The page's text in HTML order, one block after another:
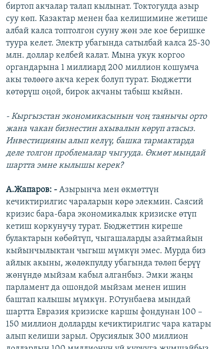
биртоп акчалар талап кылынат. Токтогулда азыр
суу көп. Казактар менен баа келишимине жетише
албай калса топтолгон сууну жөн эле кое беришке
туура келет. Электр убагында сатылбай калса 25-30
млн. доллар келбей калат. Мына укук коргоо
органдарына 1 миллиард 200 миллион кошумча
акы төлөөгө акча керек болуп турат. Бюджетти
көтөрүш оңой, бирок акчаны табыш кыйын.
- Кыргызстан экономикасынын чоң таянычы орто
жана чакан бизнестин ахывалын көрүп атасыз.
Инвестицияны алып келүү, башка тармактарда
деле толгон проблемалар чыгууда. Өкмөт мындай
шартта эмне кылышы керек?
А.Жапаров: - Азырынча мен өкмөттүн
кечиктирилгис чараларын көрө элекмин. Саясий
кризис бара-бара экономикалык кризиске өтүп
кетиш коркунучу турат. Бюджеттин киреше
булактарын көбөйтүп, чыгашаларды азайтмайын
кыйынчылыктан чыгыш мүмкүн эмес. Мурда биз
айлык акыны, жөлөкпулду убагында төлөп берүү
жөнүндө мыйзам кабыл алганбыз. Эмки жаңы
парламент да ошондой мыйзам менен ишин
баштап калышы мүмкүн. Р.Отунбаева мындай
шартта Евразия кризиске каршы фондунан 100 –
150 миллион долларды кечиктирилгис чара катары
алып келиши зарыл. Орусиялык 300 миллион